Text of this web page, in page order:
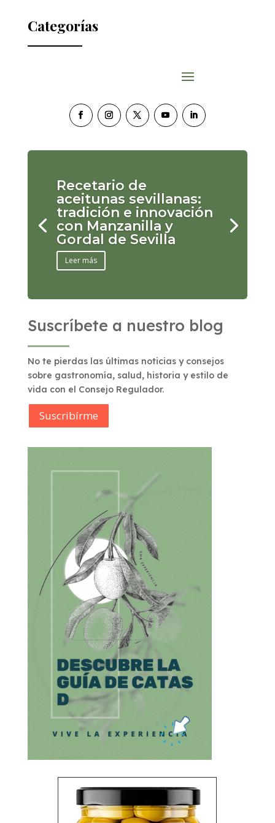
Categorías
Recetario de
aceitunas sevillanas:
tradición e innovación
con Manzanilla y
Gordal de Sevilla
Leer más
Suscríbete a nuestro blog
No te pierdas las últimas noticias y consejos
sobre gastronomía, salud, historia y estilo de
vida con el Consejo Regulador.
Suscribírme